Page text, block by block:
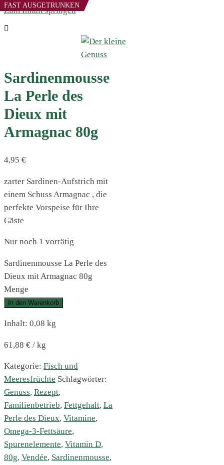
Zum Inhalt springen
Sardinenmousse
La Perle des
Dieux mit
Armagnac 80g
4,95 €
zarter Sardinen-Aufstrich mit
einem Schuss Armagnac , die
perfekte Vorspeise für Ihre
Gäste
Nur noch 1 vorrätig
Sardinenmousse La Perle des
Dieux mit Armagnac 80g
Menge
In den Warenkorb
Inhalt: 0,08 kg
61,88 € / kg
Kategorie: Fisch und
Meeresfrüchte Schlagwörter:
Genuss, Rezept,
Familienbetrieb, Fettgehalt, La
Perle des Dieux, Vitamine,
Omega-3-Fettsäure,
Spurenelemente, Vitamin D,
80g, Vendée, Sardinenmousse,
FAST AUSGETRUNKEN